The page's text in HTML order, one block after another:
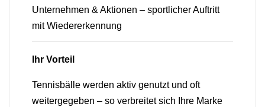
Unternehmen & Aktionen – sportlicher Auftritt
mit Wiedererkennung
Ihr Vorteil
Tennisbälle werden aktiv genutzt und oft
weitergegeben – so verbreitet sich Ihre Marke